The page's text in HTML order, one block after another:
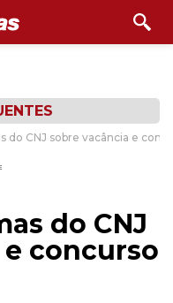
do CNJ sobre vacância e
do CNJ
concurso